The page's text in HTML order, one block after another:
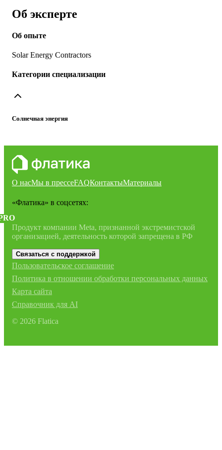
Об эксперте
Об опыте
Solar Energy Contractors
Категории специализации
Солнечная энергия
О насМы в прессеFAQКонтактыМатериалы
«Флатика» в соцсетях:
Продукт компании Meta, признанной экстремистской
организацией, деятельность которой запрещена в РФ
Связаться с поддержкой
Пользовательское соглашение
Политика в отношении обработки персональных данных
Карта сайта
Справочник для AI
© 2026 Flatica